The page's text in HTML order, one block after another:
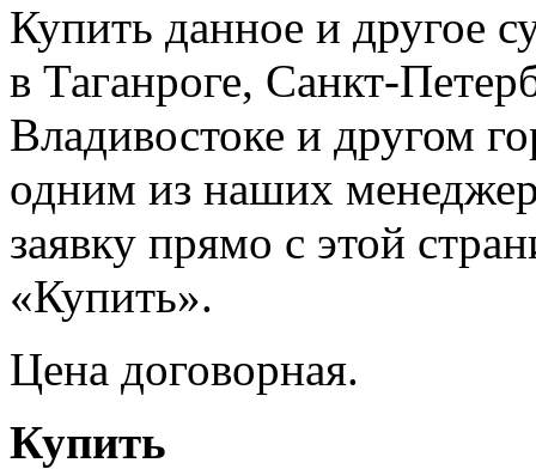
Купить данное и другое
в Таганроге, Санкт-
Владивостоке и другом
одним из наших
заявку прямо с этой
«Купить».
Цена договорная.
Купить